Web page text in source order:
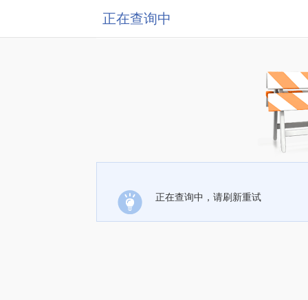
正在查询中
正在查询中，请刷新重试